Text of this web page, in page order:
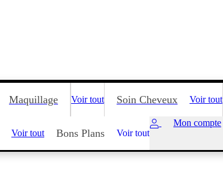
Maquillage Voir tout Soin Cheveux Voir tout
Voir tout Bons Plans Voir tout
Mon compte